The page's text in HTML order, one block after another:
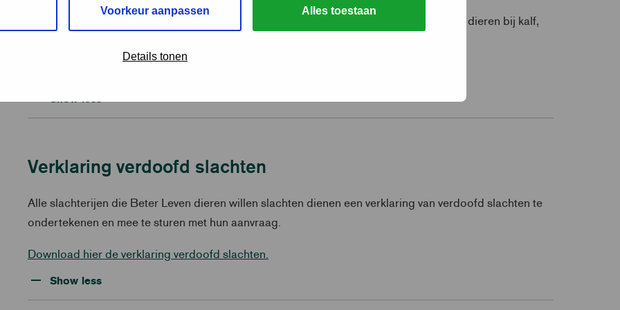
Voorkeur aanpassen Alles toestaan
Details tonen
Het verhogen van de sanctie voor het veroorzaken van onnodig stress en leed bij dieren bij kalf,
Show less
Verklaring verdoofd slachten
Alle slachterijen die Beter Leven dieren willen slachten dienen een verklaring van verdoofd slachten te
ondertekenen en mee te sturen met hun aanvraag.
Download hier de verklaring verdoofd slachten.
Show less